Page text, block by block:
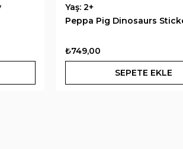
Yaş: 2+
Peppa Pig Dinosaurs
₺749,00
SEPETE EKLE